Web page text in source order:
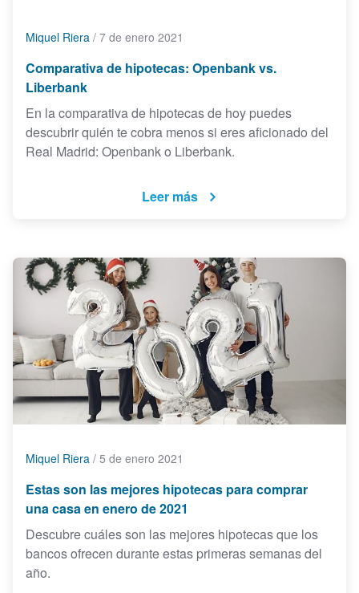
Miquel Riera / 7 de enero 2021
Comparativa de hipotecas: Openbank vs.
Liberbank
En la comparativa de hipotecas de hoy puedes
descubrir quién te cobra menos si eres aficionado del
Real Madrid: Openbank o Liberbank.
Leer más
Miquel Riera / 5 de enero 2021
Estas son las mejores hipotecas para comprar
una casa en enero de 2021
Descubre cuáles son las mejores hipotecas que los
bancos ofrecen durante estas primeras semanas del
año.